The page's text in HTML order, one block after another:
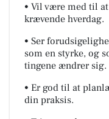
• Vil være med til
krævende hverdag.
• Ser
som en styrke, og
tingene ændrer sig.
• Er god til at
din praksis.